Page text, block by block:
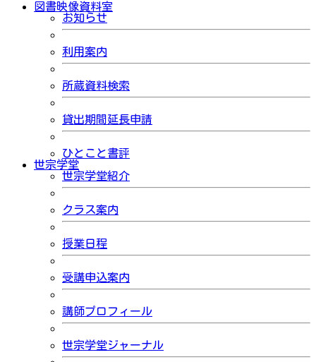
図書映像資料室
お知らせ
利用案内
所蔵資料検索
貸出期間延長申請
ひとこと書評
世宗学堂
世宗学堂紹介
クラス案内
授業日程
受講申込案内
講師プロフィール
世宗学堂ジャーナル